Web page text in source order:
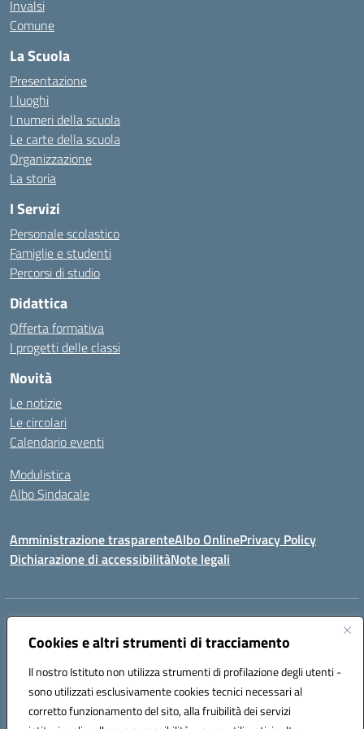
Cookies e altri strumenti di tracciamento
Il nostro Istituto non utilizza strumenti di profilazione degli utenti -
sono utilizzati esclusivamente cookies tecnici necessari al
corretto funzionamento del sito, alla fruibilità dei servizi
Invalsi
Comune
La Scuola
Presentazione
I luoghi
I numeri della scuola
Le carte della scuola
Organizzazione
La storia
I Servizi
Personale scolastico
Famiglie e studenti
Percorsi di studio
Didattica
Offerta formativa
I progetti delle classi
Novità
Le notizie
Le circolari
Calendario eventi
Modulistica
Albo Sindacale
Amministrazione trasparenteAlbo OnlinePrivacy Policy
Dichiarazione di accessibilitàNote legali
Indirizzo:
Centralino:0994722507 Email:TAIC873006@istruzione.it
Codice fiscale: 90279480736
Codice meccanografico:
TAIC873006
Codice unico di fatturazione (CUF): 488XBQ